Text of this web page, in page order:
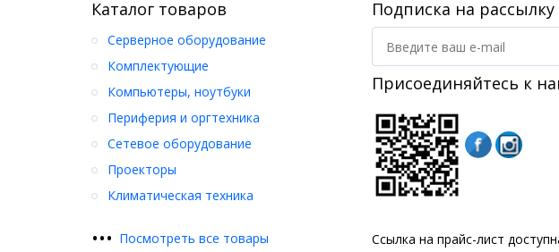
Каталог товаров
Серверное оборудование
Комплектующие
Компьютеры, ноутбуки
Периферия и оргтехника
Сетевое оборудование
Проекторы
Климатическая техника
••• Посмотреть все товары
Подписка на рассылку
Присоединяйтесь к
Ссылка на прайс-лист